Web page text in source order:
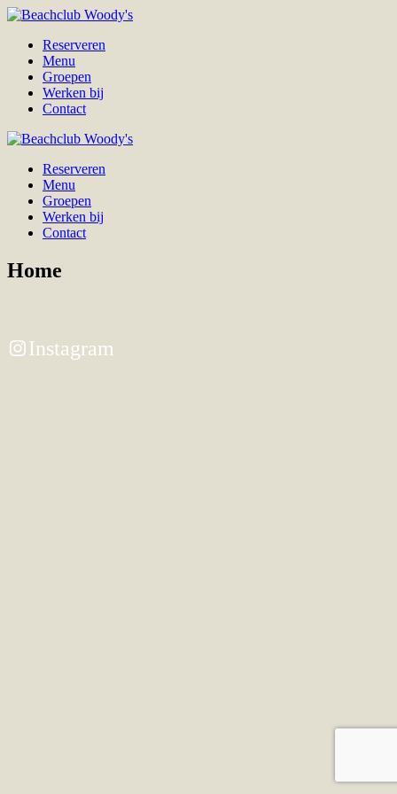
Reserveren
Menu
Groepen
Werken bij
Contact
Reserveren
Menu
Groepen
Werken bij
Contact
Home
Instagram